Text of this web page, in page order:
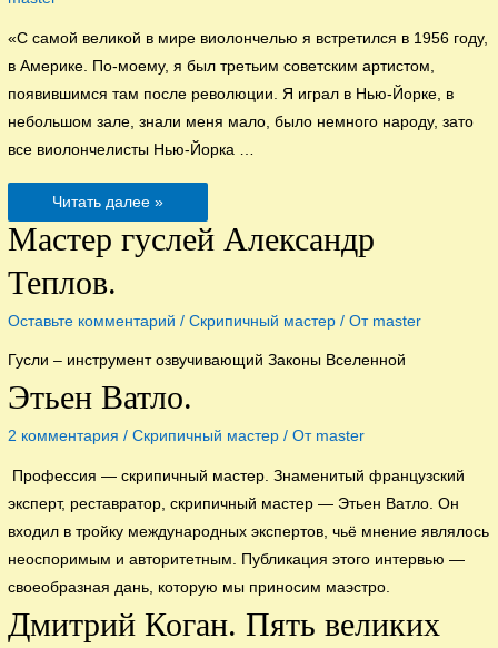
«С самой великой в мире виолончелью я встретился в 1956 году,
в Америке. По-моему, я был третьим советским артистом,
появившимся там после революции. Я играл в Нью-Йорке, в
небольшом зале, знали меня мало, было немного народу, зато
все виолончелисты Нью-Йорка …
Любовница
Мстислава
Ростроповича
Читать далее »
Мастер гуслей Александр
Теплов.
Оставьте комментарий /Скрипичный мастер / От master
Гусли – инструмент озвучивающий Законы Вселенной
Этьен Ватло.
2 комментария /Скрипичный мастер / От master
Профессия — скрипичный мастер. Знаменитый французский
эксперт, реставратор, скрипичный мастер — Этьен Ватло. Он
входил в тройку международных экспертов, чьё мнение являлось
неоспоримым и авторитетным. Публикация этого интервью —
своеобразная дань, которую мы приносим маэстро.
Дмитрий Коган. Пять великих